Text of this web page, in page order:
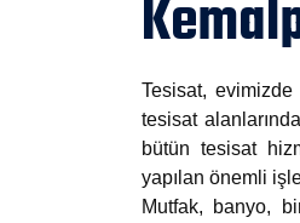
Tesisat, evimizde
tesisat
bütün tesisat
yapılan önemli
Mutfak, banyo,